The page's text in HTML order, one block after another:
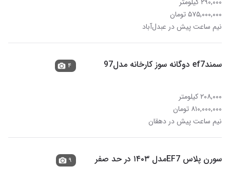
۵۷۵,۰۰۰,۰۰۰ تومان
نیم ساعت پیش در عبدل‌آباد
سمندef7 دوگانه سوز کارخانه مدل97
۲۰۸,۰۰۰ کیلومتر
۸۱۰,۰۰۰,۰۰۰ تومان
نیم ساعت پیش در دهقان
۴
سورن پلاس EF7مدل ۱۴۰۳ در حد صفر ۹